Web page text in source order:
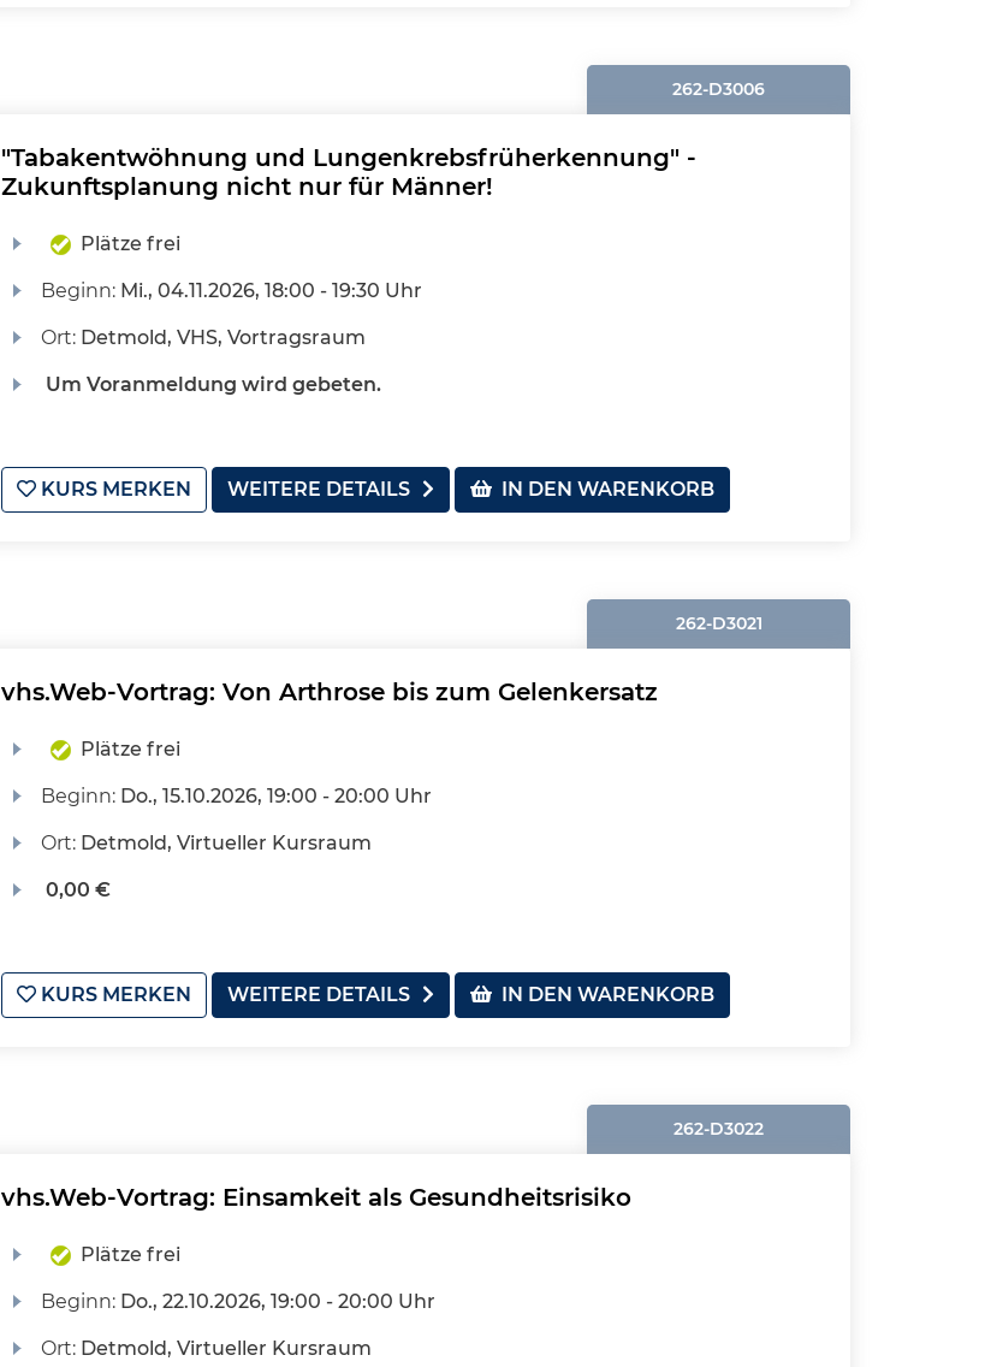
262-D3006
"Tabakentwöhnung und Lungenkrebsfrüherkennung" -
Zukunftsplanung nicht nur für Männer!
Plätze frei
Beginn: Mi., 04.11.2026, 18:00 - 19:30 Uhr
Ort: Detmold, VHS, Vortragsraum
Um Voranmeldung wird gebeten.
KURS MERKEN WEITERE DETAILS IN DEN WARENKORB
262-D3021
vhs.Web-Vortrag: Von Arthrose bis zum Gelenkersatz
Plätze frei
Beginn: Do., 15.10.2026, 19:00 - 20:00 Uhr
Ort: Detmold, Virtueller Kursraum
0,00 €
KURS MERKEN WEITERE DETAILS IN DEN WARENKORB
262-D3022
vhs.Web-Vortrag: Einsamkeit als Gesundheitsrisiko
Plätze frei
Beginn: Do., 22.10.2026, 19:00 - 20:00 Uhr
Ort: Detmold, Virtueller Kursraum